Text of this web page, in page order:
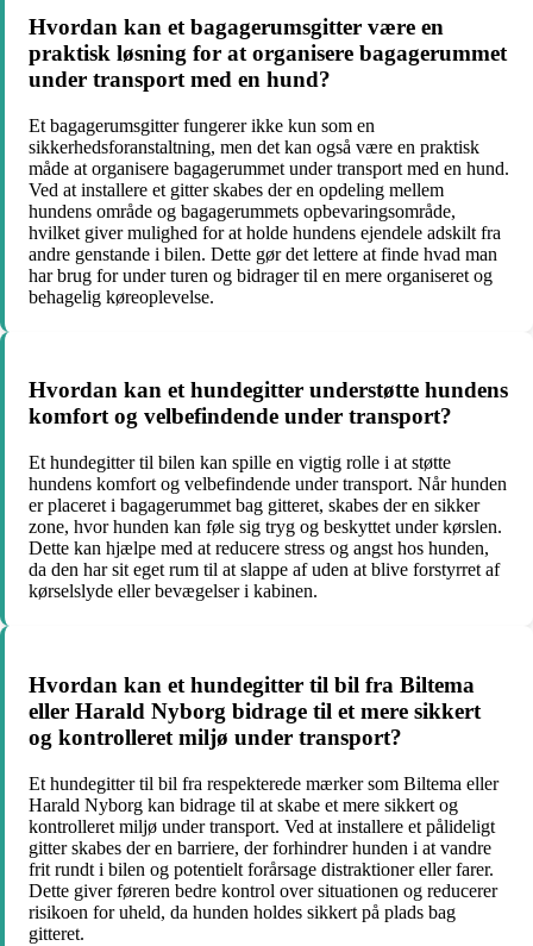
Hvordan kan et bagagerumsgitter være en
praktisk løsning for at organisere bagagerummet
under transport med en hund?
Et bagagerumsgitter fungerer ikke kun som en
sikkerhedsforanstaltning, men det kan også være en praktisk
måde at organisere bagagerummet under transport med en hund.
Ved at installere et gitter skabes der en opdeling mellem
hundens område og bagagerummets opbevaringsområde,
hvilket giver mulighed for at holde hundens ejendele adskilt fra
andre genstande i bilen. Dette gør det lettere at finde hvad man
har brug for under turen og bidrager til en mere organiseret og
behagelig køreoplevelse.
Hvordan kan et hundegitter understøtte hundens
komfort og velbefindende under transport?
Et hundegitter til bilen kan spille en vigtig rolle i at støtte
hundens komfort og velbefindende under transport. Når hunden
er placeret i bagagerummet bag gitteret, skabes der en sikker
zone, hvor hunden kan føle sig tryg og beskyttet under kørslen.
Dette kan hjælpe med at reducere stress og angst hos hunden,
da den har sit eget rum til at slappe af uden at blive forstyrret af
kørselslyde eller bevægelser i kabinen.
Hvordan kan et hundegitter til bil fra Biltema
eller Harald Nyborg bidrage til et mere sikkert
og kontrolleret miljø under transport?
Et hundegitter til bil fra respekterede mærker som Biltema eller
Harald Nyborg kan bidrage til at skabe et mere sikkert og
kontrolleret miljø under transport. Ved at installere et pålideligt
gitter skabes der en barriere, der forhindrer hunden i at vandre
frit rundt i bilen og potentielt forårsage distraktioner eller farer.
Dette giver føreren bedre kontrol over situationen og reducerer
risikoen for uheld, da hunden holdes sikkert på plads bag
gitteret.